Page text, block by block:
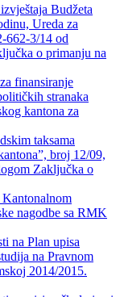
Budžeta
Ureda za
662-3/14 od
o primanju na
finansiranje
stranaka
kantona za
taksama
broj 12/09,
Zaključka o
nagodbe sa RMK
na Plan upisa
na Pravnom
2014/2015.